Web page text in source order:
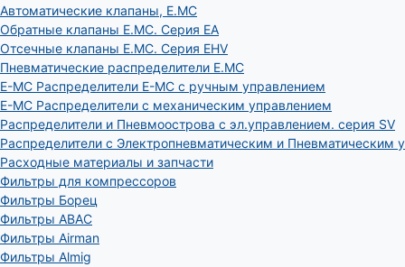
Автоматические клапаны, Е.МС
Обратные клапаны E.MC. Серия EA
Отсечные клапаны E.MC. Серия EHV
Пневматические распределители E.MC
E-MC Распределители E-MC с ручным управлением
E-MC Распределители с механическим управлением
Распределители и Пневмоострова с эл.управлением. серия SV
Распределители с Электропневматическим и Пневматическим
Расходные материалы и запчасти
Фильтры для компрессоров
Фильтры Борец
Фильтры ABAC
Фильтры Airman
Фильтры Almig